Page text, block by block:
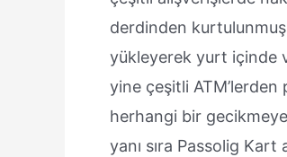
derdinden kurtulunmuş
yükleyerek yurt içinde
yine çeşitli
herhangi bir
yanı sıra Passolig